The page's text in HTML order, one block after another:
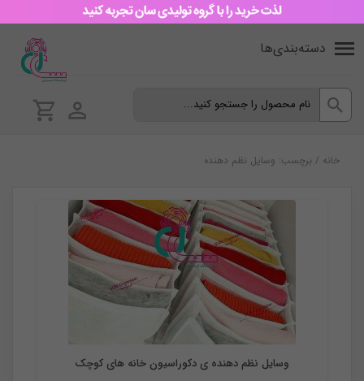
دسته‌بندی‌ها
خانه / برچسب: وسایل نظم دهنده
وسایل نظم دهنده ی دکوراسیون خانه های کوچک